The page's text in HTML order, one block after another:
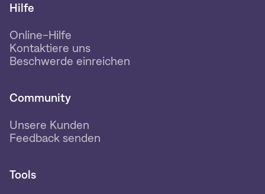
Hilfe
Online-Hilfe
Kontaktiere uns
Beschwerde einreichen
Community
Unsere Kunden
Feedback senden
Tools